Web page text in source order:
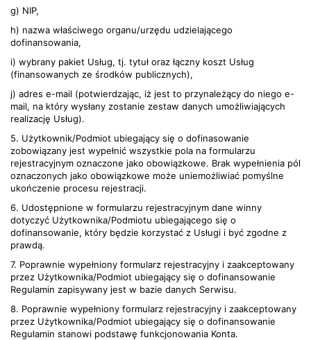
g) NIP,
h) nazwa właściwego organu/urzędu udzielającego
dofinansowania,
i) wybrany pakiet Usług, tj. tytuł oraz łączny koszt Usług
(finansowanych ze środków publicznych),
j) adres e-mail (potwierdzając, iż jest to przynależący do niego e-
mail, na który wysłany zostanie zestaw danych umożliwiających
realizację Usług).
5. Użytkownik/Podmiot ubiegający się o dofinasowanie
zobowiązany jest wypełnić wszystkie pola na formularzu
rejestracyjnym oznaczone jako obowiązkowe. Brak wypełnienia pól
oznaczonych jako obowiązkowe może uniemożliwiać pomyślne
ukończenie procesu rejestracji.
6. Udostępnione w formularzu rejestracyjnym dane winny
dotyczyć Użytkownika/Podmiotu ubiegającego się o
dofinansowanie, który będzie korzystać z Usługi i być zgodne z
prawdą.
7. Poprawnie wypełniony formularz rejestracyjny i zaakceptowany
przez Użytkownika/Podmiot ubiegający się o dofinansowanie
Regulamin zapisywany jest w bazie danych Serwisu.
8. Poprawnie wypełniony formularz rejestracyjny i zaakceptowany
przez Użytkownika/Podmiot ubiegający się o dofinansowanie
Regulamin stanowi podstawę funkcjonowania Konta.